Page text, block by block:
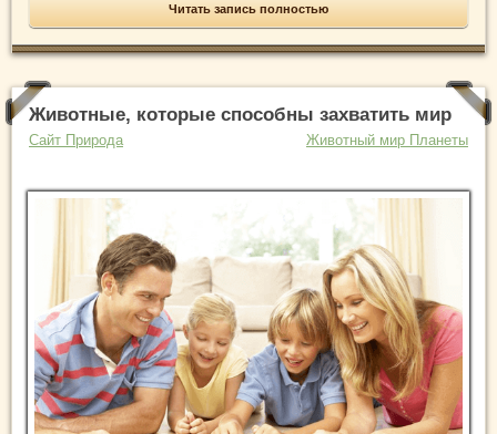
Читать запись полностью
Животные, которые способны захватить мир
Сайт Природа Животный мир Планеты